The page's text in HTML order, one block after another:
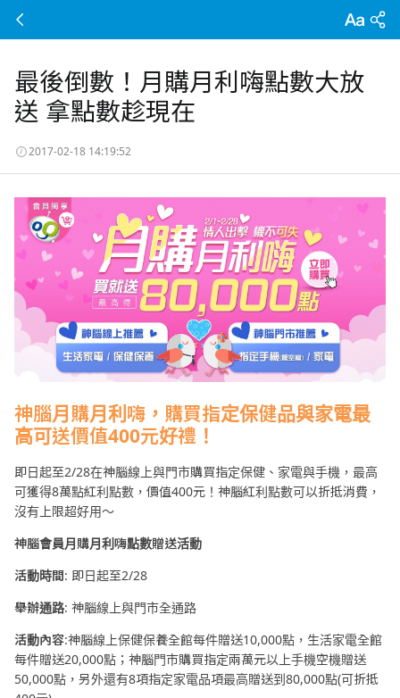
最後倒數！月購月利嗨點數大放
送 拿點數趁現在
2017-02-18 14:19:52
神腦月購月利嗨，購買指定保健品與家電最
高可送價值400元好禮！
即日起至2/28在神腦線上與門市購買指定保健、家電與手機，最高
可獲得8萬點紅利點數，價值400元！神腦紅利點數可以折抵消費，
沒有上限超好用～
神腦會員月購月利嗨點數贈送活動
活動時間: 即日起至2/28
舉辦通路: 神腦線上與門市全通路
活動內容:神腦線上保健保養全館每件贈送10,000點，生活家電全館
每件贈送20,000點；神腦門市購買指定兩萬元以上手機空機贈送
50,000點，另外還有8項指定家電品項最高贈送到80,000點(可折抵